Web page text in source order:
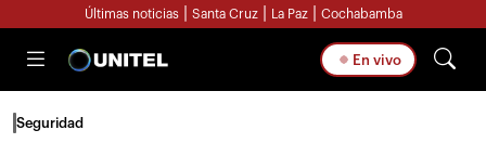
Últimas noticias Santa Cruz La Paz Cochabamba
En vivo
Seguridad